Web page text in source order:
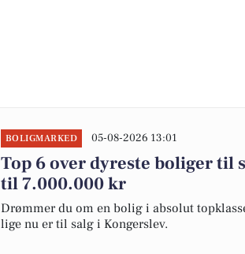
BOLIGMARKED 05-08-2026 13:01
Top 6 over dyreste boliger til
til 7.000.000 kr
Drømmer du om en bolig i absolut
lige nu er til salg i Kongerslev.